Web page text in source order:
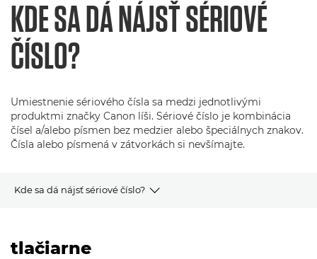
KDE SA DÁ NÁJSŤ SÉRIOVÉ
ČÍSLO?
Umiestnenie sériového čísla sa medzi jednotlivými
produktmi značky Canon líši. Sériové číslo je kombinácia
čísel a/alebo písmen bez medzier alebo špeciálnych znakov.
Čísla alebo písmená v zátvorkách si nevšímajte.
Kde sa dá nájsť sériové číslo?
tlačiarne